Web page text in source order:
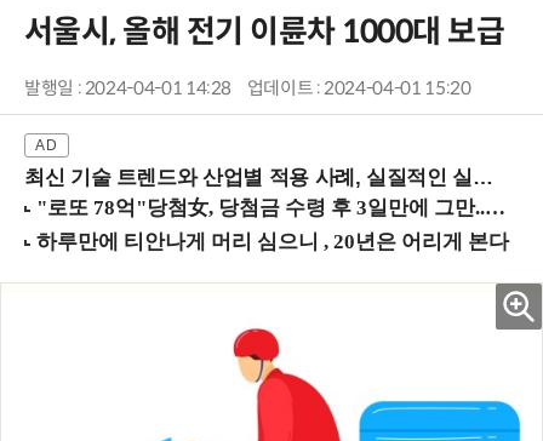
서울시, 올해 전기 이륜차 1000대 보급
발행일 : 2024-04-01 14:28 업데이트 : 2024-04-01 15:20
최신 기술 트렌드와 산업별 적용 사례, 실질적인 실행 전략을 공유 (9/18 양재역)